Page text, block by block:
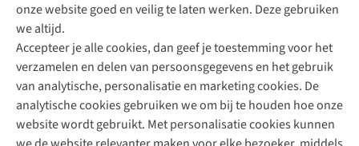
onze website goed en veilig te laten werken. Deze gebruiken
we altijd.
Accepteer je alle cookies, dan geef je toestemming voor het
verzamelen en delen van persoonsgegevens en het gebruik
van analytische, personalisatie en marketing cookies. De
analytische cookies gebruiken we om bij te houden hoe onze
website wordt gebruikt. Met personalisatie cookies kunnen
Direct advies van een Buitenexpert
+31 (0)85 888 50 88
+31 6 12 28 49 80
Contactformulier